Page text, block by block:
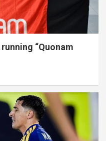
“Quonam